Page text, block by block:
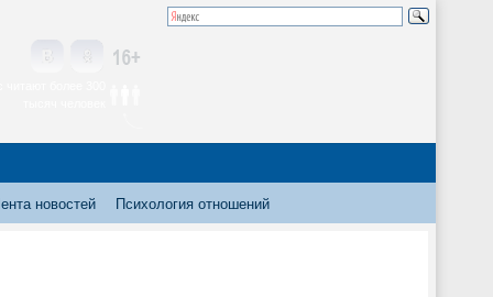
новостей Психология отношений